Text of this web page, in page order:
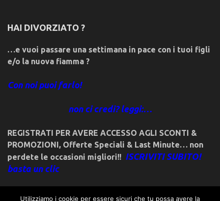
HAI DIVORZIATO ?
…e vuoi passare una settimana in pace con i tuoi figli
e/o la nuova fiamma ?
Con noi puoi farlo!
non ci credi? leggi:…
REGISTRATI PER AVERE ACCESSO AGLI SCONTI &
PROMOZIONI , Offerte Speciali & Last Minute… non
perdete le occasioni migliori!! ISCRIVITI SUBITO!
basta un clic
Utilizziamo i cookie per essere sicuri che tu possa avere la